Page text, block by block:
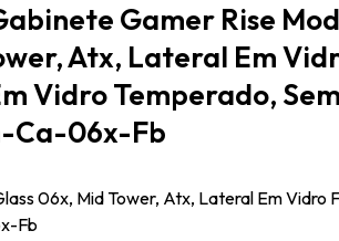
Gamer Rise
Atx, Lateral Em
Vidro Temperado, Sem
Ca-06x-Fb
06x, Mid Tower, Atx, Lateral Em Vidro
Fb